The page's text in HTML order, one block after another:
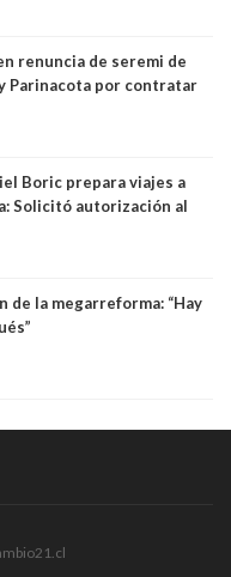
arrancando"
renuncia de seremi de
Parinacota por contratar
detenida con 47 kilos de
Boric prepara viajes a
Solicitó autorización al
de la megarreforma: “Hay